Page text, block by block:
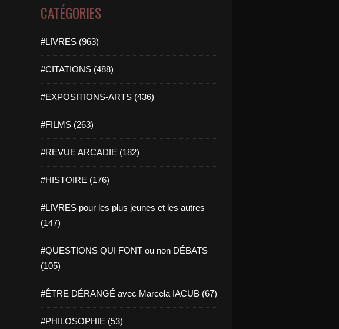
CATÉGORIES
#LIVRES (963)
#CITATIONS (488)
#EXPOSITIONS-ARTS (436)
#FILMS (263)
#REVUE ARCADIE (182)
#HISTOIRE (176)
#LIVRES pour les plus jeunes et les autres
(147)
#QUESTIONS QUI FONT ou non DÉBATS
(105)
#ÊTRE DÉRANGÉ avec Marcela IACUB (67)
#PHILOSOPHIE (53)